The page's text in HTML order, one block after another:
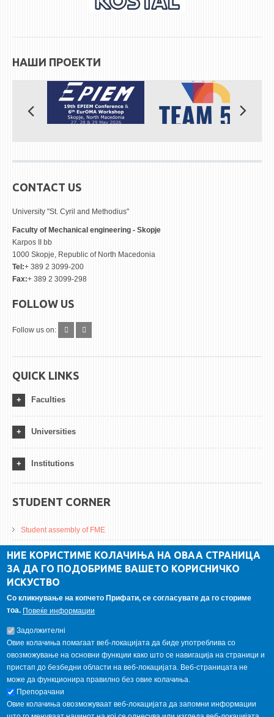
НАШИ ПРОЕКТИ
CONTACT US
University "St. Cyril and Methodius"
Faculty of Mechanical engineering - Skopje
Karpos II bb
1000 Skopje, Republic of North Macedonia
Tel:+ 389 2 3099-200
Fax:+ 389 2 3099-298
FOLLOW US
Follow us on:
QUICK LINKS
Faculties
Universities
Institutions
STUDENT CORNER
Student assembly of FME
Da Vinci Magazinne
Alumni association
GALLERY
НИЕ КОРИСТИМЕ КОЛАЧИЊА НА ОВАА СТРАНИЦА
ЗА ДА ГО ПОДОБРИМЕ ВАШЕТО КОРИСНИЧКО
ИСКУСТВО
Со кликнување на копчето Прифати, се согласувате да го сториме
тоа. Повеќе информации
Задолжителнi
Овие колачиња помагаат веб-локацијата да биде употреблива со
овозможување на основни функции како што се навигација на страници и
пристап до безбедни области на веб-локацијата. Веб-страницата не
може да функционира правилно без овие колачиња.
Препорачани
Овие колачиња овозможуваат веб-локацијата да запомни информации